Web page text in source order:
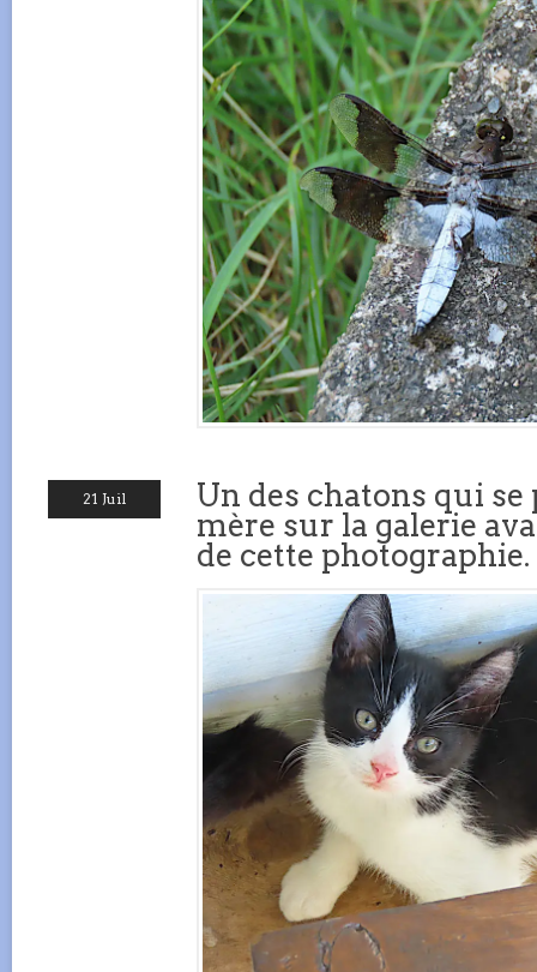
21 Juil
Un des chatons qui se
mère sur la galerie
de cette photographie.